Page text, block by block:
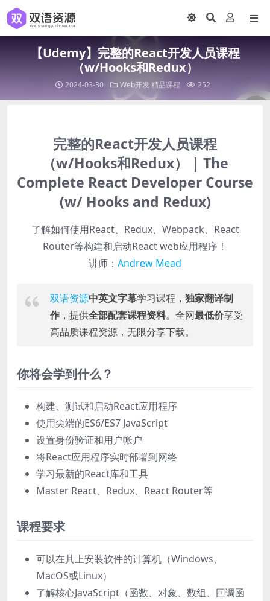
【Udemy】完整的React开发人员课程
（w/Hooks和Redux）
2024-03-30 Web开发 精品课程 252
完整的React开发人员课程
（w/Hooks和Redux） | The
Complete React Developer Course
(w/ Hooks and Redux)
了解如何使用React、Redux、Webpack、React
Router等构建和启动React web应用程序！
讲师： Andrew Mead
双语资源中英文字幕学习课程， 独家翻译制
作 ，提供全部配套课程资料。全网最低价享受
高品质课程资源，无限分享下载。
你将会学到什么？
构建、测试和启动React应用程序
使用尖端的ES6/ES7 JavaScript
设置身份验证和用户帐户
将React应用程序实时部署到网络
学习最新的React库和工具
Master React、Redux、React Router等
课程要求
可以在其上安装软件的计算机（Windows、
MacOS或Linux）
了解核心JavaScript（函数、对象、数组、回调函